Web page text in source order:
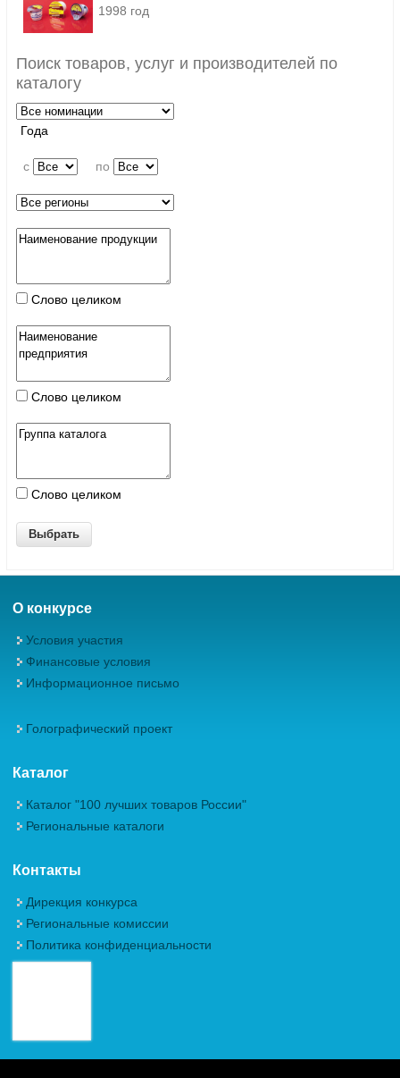
1998 год
Поиск товаров, услуг и производителей по
каталогу
Года
c по
Слово целиком
Слово целиком
Слово целиком
О конкурсе
Условия участия
Финансовые условия
Информационное письмо
Голографический проект
Каталог
Каталог "100 лучших товаров России"
Региональные каталоги
Контакты
Дирекция конкурса
Региональные комиссии
Политика конфиденциальности